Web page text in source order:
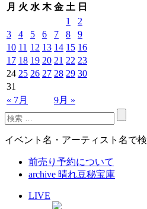
月 火 水 木 金 土 日
« 7月 9月 »
1
2
3
4 5 6 7 8
9
10 11 12 13 14 15 16
17 18 19 20 21 22 23
24 25 26 27 28 29 30
31
イベント名・アーティスト名で
前売り予約について
archive 晴れ豆秘宝庫
LIVE